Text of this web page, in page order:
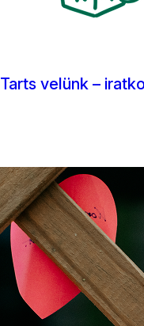
Tarts velünk –